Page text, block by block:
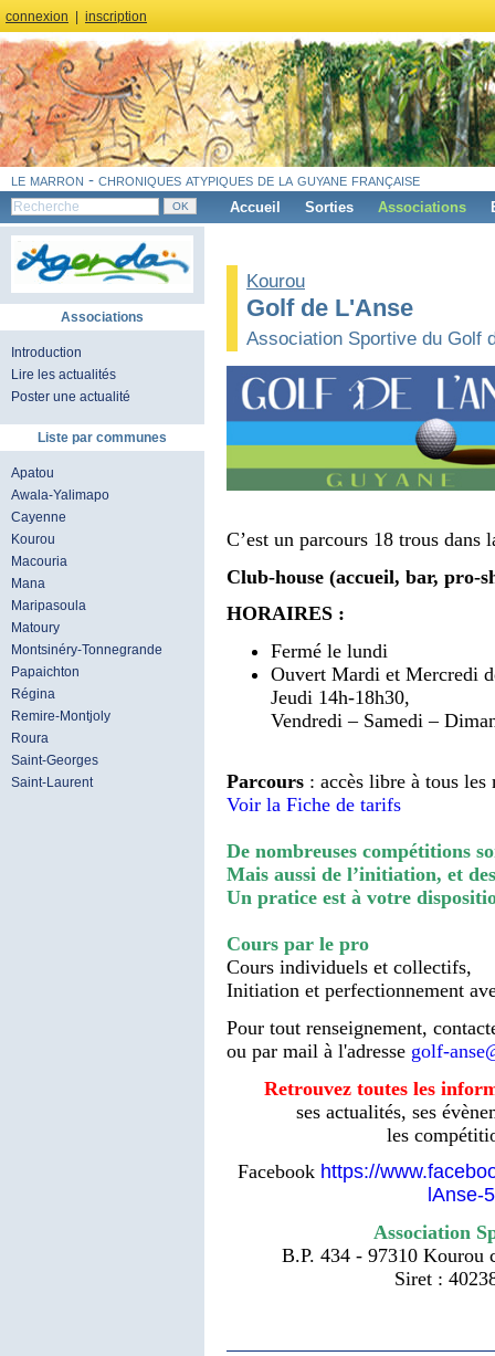
connexion inscription
le marron - chroniques atypiques de la guyane française
Accueil Sorties Associations
Associations
Introduction
Lire les actualités
Poster une actualité
Liste par communes
Apatou
Awala-Yalimapo
Cayenne
Kourou
Macouria
Mana
Maripasoula
Matoury
Montsinéry-Tonnegrande
Papaichton
Régina
Remire-Montjoly
Roura
Saint-Georges
Saint-Laurent
Kourou
Golf de L'Anse
Association Sportive du Golf
C’est un parcours 18 trous dans
Club-house (accueil, bar, pro-
HORAIRES :
Fermé le lundi
Ouvert Mardi et Mercredi
Jeudi 14h-18h30,
Vendredi – Samedi –
Parcours : accès libre à tous les
Voir la Fiche de tarifs
De nombreuses compétitions
Mais aussi de l’initiation, et
Un pratice est à votre
Cours par le pro
Cours individuels et collectifs,
Initiation et perfectionnement
Pour tout renseignement,
ou par mail à l'adresse golf-
Retrouvez toutes les
ses actualités, ses
les
Facebook https://
lAnse-
Association
B.P. 434 - 97310 Kourou
Siret :